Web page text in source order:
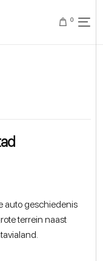
0
auto geschiedenis
terrein naast